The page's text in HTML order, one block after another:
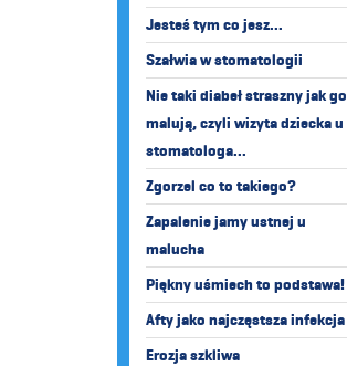
Jesteś tym co jesz...
Szałwia w stomatologii
Nie taki diabeł straszny jak go
malują, czyli wizyta dziecka u
stomatologa...
Zgorzel co to takiego?
Zapalenie jamy ustnej u
malucha
Piękny uśmiech to podstawa!
Afty jako najczęstsza infekcja
Erozja szkliwa